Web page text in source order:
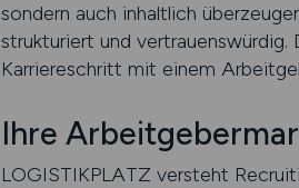
sondern auch inhaltlich
strukturiert und
Karriereschritt mit einem
Ihre
LOGISTIKPLATZ versteht